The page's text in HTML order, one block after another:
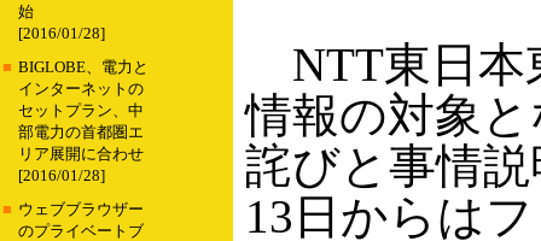
始
[2016/01/28]
■ BIGLOBE、電力と
インターネットの
セットプラン、中
部電力の首都圏エ
リア展開に合わせ
[2016/01/28]
■ ウェブブラウザー
のプライベートブ
NTT東日本
情報の対象
詫びと事情
13日からは